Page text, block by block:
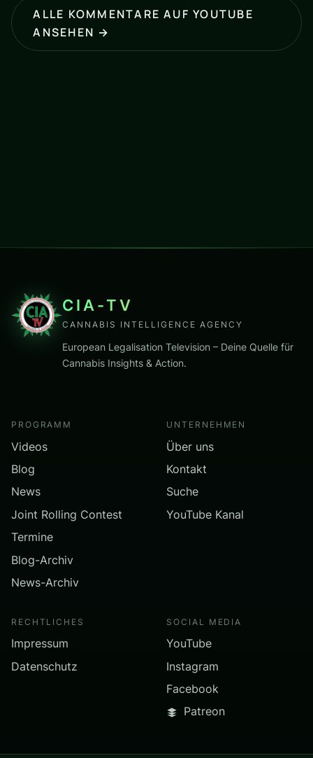
ALLE KOMMENTARE AUF YOUTUBE
ANSEHEN →
CIA-TV
CANNABIS INTELLIGENCE AGENCY
European Legalisation Television – Deine Quelle für
Cannabis Insights & Action.
PROGRAMM
Videos
Blog
News
Joint Rolling Contest
Termine
Blog-Archiv
News-Archiv
UNTERNEHMEN
Über uns
Kontakt
Suche
YouTube Kanal
RECHTLICHES
Impressum
Datenschutz
SOCIAL MEDIA
YouTube
Instagram
Facebook
Patreon